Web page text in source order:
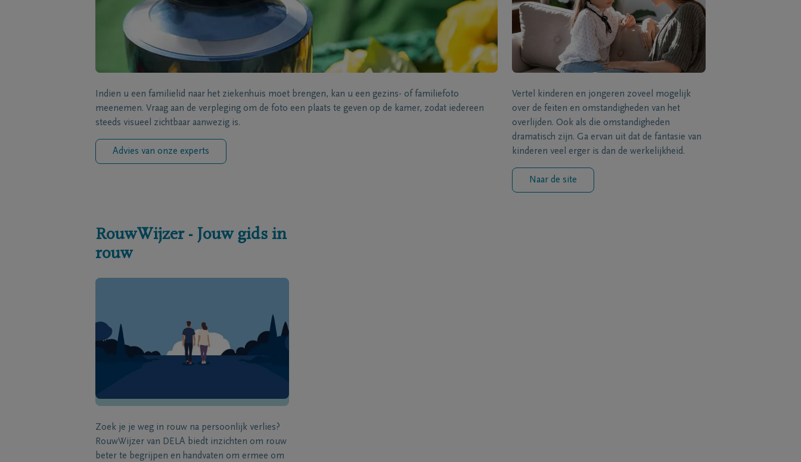
Indien u een familielid naar het ziekenhuis moet brengen, kan u een gezins- of familiefoto
meenemen. Vraag aan de verpleging om de foto een plaats te geven op de kamer, zodat iedereen
steeds visueel zichtbaar aanwezig is.
Advies van onze experts
Vertel kinderen en jongeren zoveel mogelijk
over de feiten en omstandigheden van het
overlijden. Ook als die omstandigheden
dramatisch zijn. Ga ervan uit dat de fantasie van
kinderen veel erger is dan de werkelijkheid.
Naar de site
RouwWijzer - Jouw gids in
rouw
Zoek je je weg in rouw na persoonlijk verlies?
RouwWijzer van DELA biedt inzichten om rouw
beter te begrijpen en handvaten om ermee om